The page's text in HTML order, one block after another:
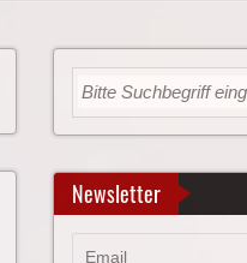
Newsletter